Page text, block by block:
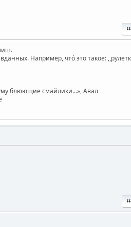
Например, чтó это такое:
блюющие смайлики...», Авал